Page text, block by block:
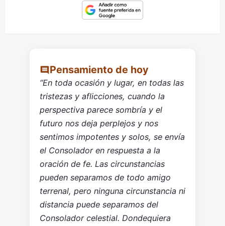
Pensamiento de hoy
“En toda ocasión y lugar, en todas las
tristezas y aflicciones, cuando la
perspectiva parece sombría y el
futuro nos deja perplejos y nos
sentimos impotentes y solos, se envía
el Consolador en respuesta a la
oración de fe. Las circunstancias
pueden separamos de todo amigo
terrenal, pero ninguna circunstancia ni
distancia puede separamos del
Consolador celestial. Dondequiera